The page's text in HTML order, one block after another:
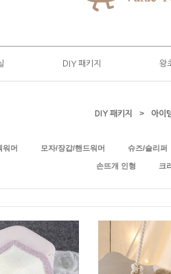
DIY 패키지 왕
DIY 패키지 > 아이
워머 모자/장갑/핸드워머 슈즈/슬리퍼
손뜨개 인형 크